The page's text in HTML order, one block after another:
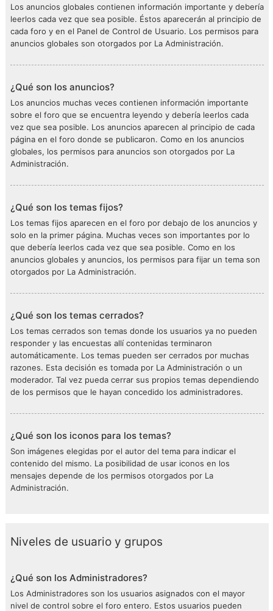
Los anuncios globales contienen información importante y debería
leerlos cada vez que sea posible. Éstos aparecerán al principio de
cada foro y en el Panel de Control de Usuario. Los permisos para
anuncios globales son otorgados por La Administración.
¿Qué son los anuncios?
Los anuncios muchas veces contienen información importante
sobre el foro que se encuentra leyendo y debería leerlos cada
vez que sea posible. Los anuncios aparecen al principio de cada
página en el foro donde se publicaron. Como en los anuncios
globales, los permisos para anuncios son otorgados por La
Administración.
¿Qué son los temas fijos?
Los temas fijos aparecen en el foro por debajo de los anuncios y
solo en la primer página. Muchas veces son importantes por lo
que debería leerlos cada vez que sea posible. Como en los
anuncios globales y anuncios, los permisos para fijar un tema son
otorgados por La Administración.
¿Qué son los temas cerrados?
Los temas cerrados son temas donde los usuarios ya no pueden
responder y las encuestas allí contenidas terminaron
automáticamente. Los temas pueden ser cerrados por muchas
razones. Esta decisión es tomada por La Administración o un
moderador. Tal vez pueda cerrar sus propios temas dependiendo
de los permisos que le hayan concedido los administradores.
¿Qué son los iconos para los temas?
Son imágenes elegidas por el autor del tema para indicar el
contenido del mismo. La posibilidad de usar iconos en los
mensajes depende de los permisos otorgados por La
Administración.
Niveles de usuario y grupos
¿Qué son los Administradores?
Los Administradores son los usuarios asignados con el mayor
nivel de control sobre el foro entero. Estos usuarios pueden